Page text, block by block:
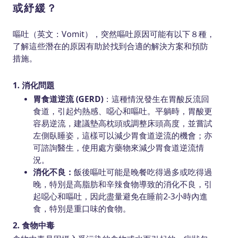
或紓緩？
嘔吐（英文：Vomit），突然嘔吐原因可能有以下８種，
了解這些潛在的原因有助於找到合適的解決方案和預防
措施。
1. 消化問題
胃食道逆流 (GERD) ：這種情況發生在胃酸反流回
食道，引起灼熱感、噁心和嘔吐。平躺時，胃酸更
容易逆流，建議墊高枕頭或調整床頭高度，並嘗試
左側臥睡姿，這樣可以減少胃食道逆流的機會；亦
可諮詢醫生，使用處方藥物來減少胃食道逆流情
況。
消化不良： 飯後嘔吐可能是晚餐吃得過多或吃得過
晚，特別是高脂肪和辛辣食物導致的消化不良，引
起噁心和嘔吐，因此盡量避免在睡前2-3小時內進
食，特別是重口味的食物。
2. 食物中毒